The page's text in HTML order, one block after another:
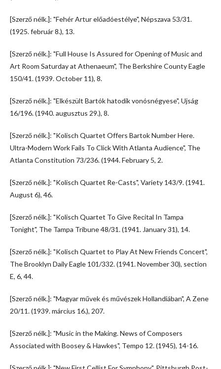
[Szerző nélk.]: "Fehér Artur előadóestélye", Népszava 53/31.
(1925. február 8.), 13.
[Szerző nélk.]: "Full House Is Assured for Opening of Music and
Art Room Saturday at Athenaeum", The Berkshire County Eagle
150/41. (1939. October 11), 8.
[Szerző nélk.]: "Elkészült Bartók hatodik vonósnégyese", Ujság
16/196. (1940. augusztus 29.), 8.
[Szerző nélk.]: "Kolisch Quartet Offers Bartok Number Here.
Ultra-Modern Work Fails To Click With Atlanta Audience", The
Atlanta Constitution 73/236. (1944. February 5, 2.
[Szerző nélk.]: "Kolisch Quartet Re-Casts", Variety 143/9. (1941.
August 6), 46.
[Szerző nélk.]: "Kolisch Quartet To Give Recital In Tampa
Tonight", The Tampa Tribune 48/31. (1941. January 31), 14.
[Szerző nélk.]: "Kolisch Quartet to Play At New Friends Concert",
The Brooklyn Daily Eagle 101/332. (1941. November 30), section
E, 6, 44.
[Szerző nélk.]: "Magyar művek és művészek Hollandiában", A Zene
20/11. (1939. március 16.), 207.
[Szerző nélk.]: "Music in the Making. News of Composers
Associated with Boosey & Hawkes", Tempo 12. (1945), 14-16.